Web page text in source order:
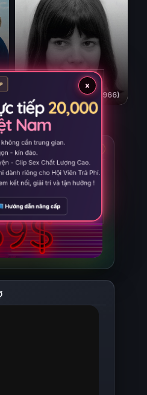
Masculin Féminin (1966)
×